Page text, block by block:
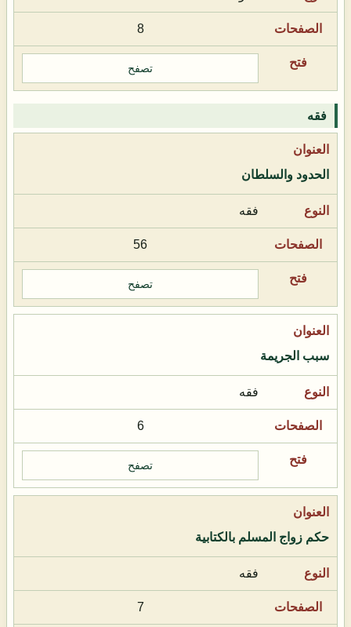
8
تصفح
فقه
الحدود والسلطان
فقه
56
تصفح
سبب الجريمة
فقه
6
تصفح
حكم زواج المسلم بالكتابية
فقه
7